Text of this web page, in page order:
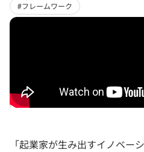
#フレームワーク
「起業家が生み出すイノベー